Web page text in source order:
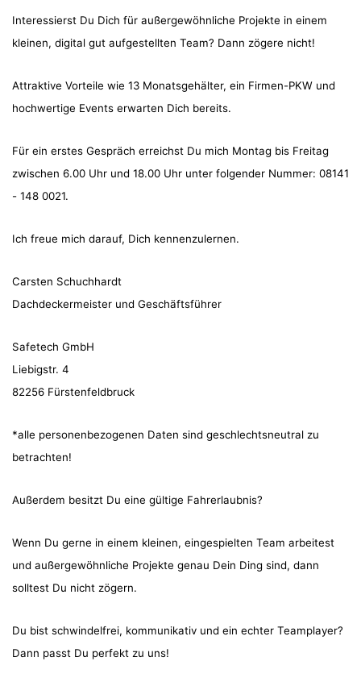
Interessierst Du Dich für außergewöhnliche Projekte in einem
kleinen, digital gut aufgestellten Team? Dann zögere nicht!
Attraktive Vorteile wie 13 Monatsgehälter, ein Firmen-PKW und
hochwertige Events erwarten Dich bereits.
Für ein erstes Gespräch erreichst Du mich Montag bis Freitag
zwischen 6.00 Uhr und 18.00 Uhr unter folgender Nummer: 08141
- 148 0021.
Ich freue mich darauf, Dich kennenzulernen.
Carsten Schuchhardt
Dachdeckermeister und Geschäftsführer
Safetech GmbH
Liebigstr. 4
82256 Fürstenfeldbruck
*alle personenbezogenen Daten sind geschlechtsneutral zu
betrachten!
Außerdem besitzt Du eine gültige Fahrerlaubnis?
Wenn Du gerne in einem kleinen, eingespielten Team arbeitest
und außergewöhnliche Projekte genau Dein Ding sind, dann
solltest Du nicht zögern.
Du bist schwindelfrei, kommunikativ und ein echter Teamplayer?
Dann passt Du perfekt zu uns!